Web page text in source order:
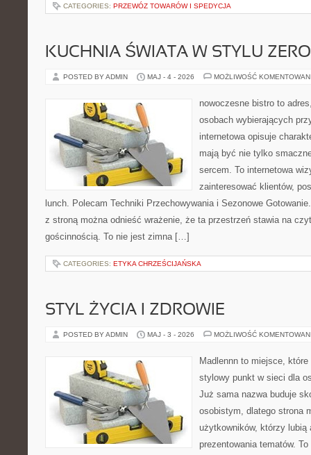
CATEGORIES: PRZEWÓZ TOWARÓW I SPEDYCJA
KUCHNIA ŚWIATA W STYLU
POSTED BY ADMIN MAJ - 4 - 2026 MOŻLIWOŚĆ
nowoczesne bistro to
osobach wybierających
internetowa opisuje
mają być nie tylko
sercem. To internetowa
zainteresować klientów,
lunch. Polecam Techniki Przechowywania i Sezonowe
z stroną można odnieść wrażenie, że ta przestrzeń stawia na
gościnnością. To nie jest zimna […]
CATEGORIES: ETYKA CHRZEŚCIJAŃSKA
STYL ŻYCIA I ZDROWIE
POSTED BY ADMIN MAJ - 3 - 2026 MOŻLIWOŚĆ
Madlennn to miejsce,
stylowy punkt w sieci dla
Już sama nazwa buduje
osobistym, dlatego strona
użytkowników, którzy lubią
prezentowania tematów.